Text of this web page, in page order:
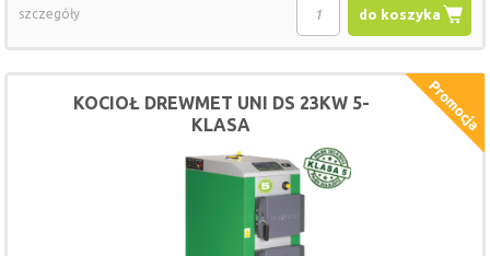
do koszyka
szczegóły
KOCIOŁ DREWMET UNI DS 23KW 5-
KLASA